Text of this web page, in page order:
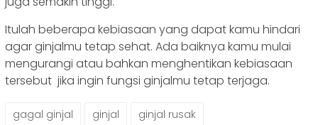
Itulah beberapa kebiasaan yang dapat kamu hindari
agar ginjalmu tetap sehat. Ada baiknya kamu mulai
mengurangi atau bahkan menghentikan kebiasaan
tersebut jika ingin fungsi ginjalmu tetap terjaga.
gagal ginjal ginjal
ginjal rusak